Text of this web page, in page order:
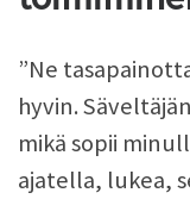
”Ne
hyvin.
mikä sopii
ajatella, lukea,